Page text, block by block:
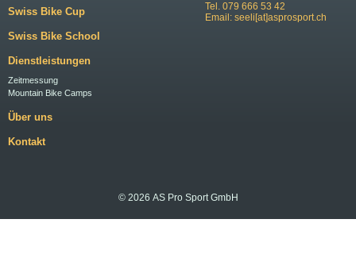
Tel. 079 666 53 42
Email: seeli[at]asprosport.ch
Swiss Bike Cup
Swiss Bike School
Dienstleistungen
Zeitmessung
Mountain Bike Camps
Über uns
Kontakt
© 2026 AS Pro Sport GmbH